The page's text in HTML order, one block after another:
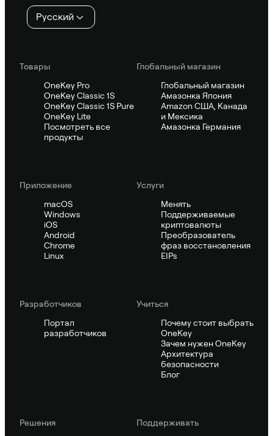
Русский
Товары
OneKey Pro
OneKey Classic 1S
OneKey Classic 1S Pure
OneKey Lite
Посмотреть все
продукты
Глобальный магазин
Глобальный магазин
Амазонка Япония
Amazon США, Канада
и Мексика
Амазонка Германия
Приложение
macOS
Windows
iOS
Android
Chrome
Linux
Услуги
Менять
Поддерживаемые
криптовалюты
Преобразователь
фраз восстановления
EIPs
Pазработчиков
Портал
разработчиков
Учиться
Почему стоит выбрать
OneKey
Зачем нужен OneKey
Архитектура
безопасности
Блог
Решения
Поддерживать